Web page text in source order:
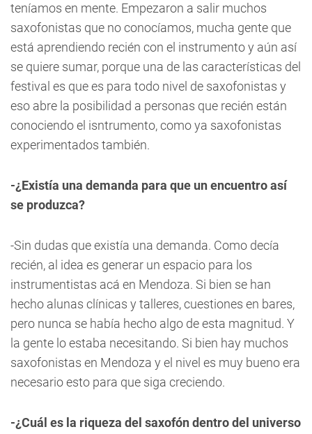
teníamos en mente. Empezaron a salir muchos
saxofonistas que no conocíamos, mucha gente que
está aprendiendo recién con el instrumento y aún así
se quiere sumar, porque una de las características del
festival es que es para todo nivel de saxofonistas y
eso abre la posibilidad a personas que recién están
conociendo el isntrumento, como ya saxofonistas
experimentados también.
-¿Existía una demanda para que un encuentro así
se produzca?
-Sin dudas que existía una demanda. Como decía
recién, al idea es generar un espacio para los
instrumentistas acá en Mendoza. Si bien se han
hecho alunas clínicas y talleres, cuestiones en bares,
pero nunca se había hecho algo de esta magnitud. Y
la gente lo estaba necesitando. Si bien hay muchos
saxofonistas en Mendoza y el nivel es muy bueno era
necesario esto para que siga creciendo.
-¿Cuál es la riqueza del saxofón dentro del universo